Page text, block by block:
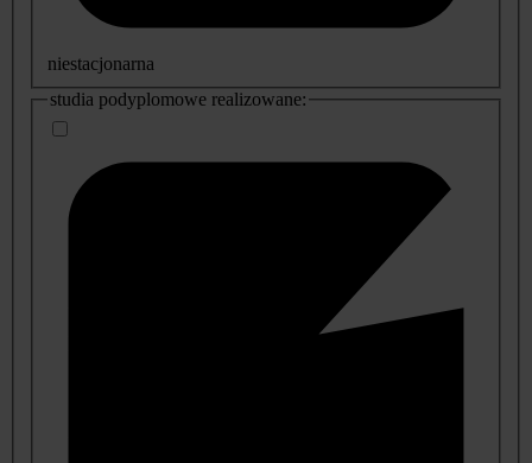
niestacjonarna
studia podyplomowe realizowane: